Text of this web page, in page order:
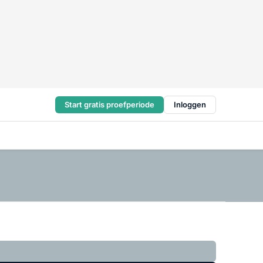
Start gratis proefperiode Inloggen